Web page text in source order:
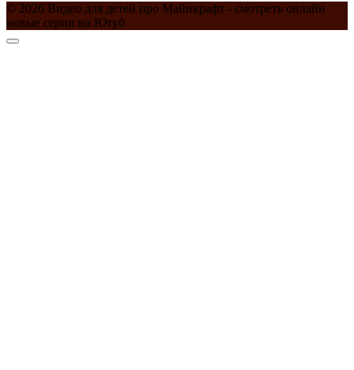
© 2026 Видео для детей про Майнкрафт - смотреть онлайн
новые серии на Ютуб